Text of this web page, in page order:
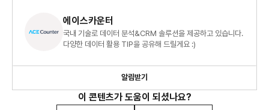
에이스카운터
국내 기술로 데이터 분석&CRM 솔루션을 제공하고 있습니다.
다양한 데이터 활용 TIP을 공유해 드릴게요 :)
알림받기
이 콘텐츠가 도움이 되셨나요?